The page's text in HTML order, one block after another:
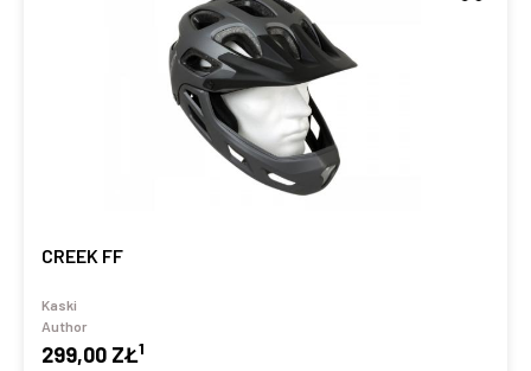
CREEK FF
Kaski
Author
299,00 ZŁ1